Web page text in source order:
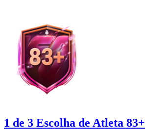
1 de 3 Escolha de Atleta 83+